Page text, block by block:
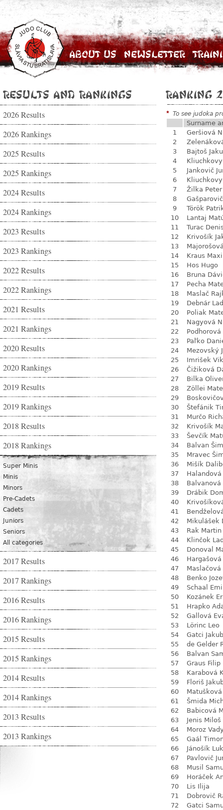
About Us Newsletter
Results and Rankings
2026 Results
2026 Rankings
2025 Results
2025 Rankings
2024 Results
2024 Rankings
2023 Results
2023 Rankings
2022 Results
2022 Rankings
2021 Results
2021 Rankings
2020 Results
2020 Rankings
2019 Results
2019 Rankings
2018 Results
2018 Rankings
Super Minis
Minis
Minors
Pre-Cadets
Cadets
Juniors
Seniors
All categories
2017 Results
2017 Rankings
2016 Results
2016 Rankings
2015 Results
2015 Rankings
2014 Results
2014 Rankings
2013 Results
2013 Rankings
Ranking
* To see judoka
Surname
1
Geršiová
2
3
Bajtoš
4
5
Jankovič
6
7
Žilka Peter
8
9
Török
10
Lantaj
11
Turac
12
Krivošík
13
14
Kraus
15
Hos Hugo
16
Bruna
17
Pecha
18
Maslač
19
Debnár
20
Poliak
21
Nagyová
22
23
Paľko
24
Mezovský
25
Imrišek
26
Čižiková
27
Bilka
28
Zöllei
29
30
Štefánik
31
Murčo
32
Krivošík
33
Ševčík
34
Balvan
35
Mravec
36
Mišík
37
Halandová
38
Balvanová
39
Drábik
40
41
42
Mikulášek
43
Rak Martin
44
Klinčok
45
Donoval
46
Hargašová
47
Maslačová
48
Benko
49
Schaal
50
Kozánek
51
Hrapko
52
Gallová
53
Lörinc Leo
54
Gatci Jakub
55
de Gelder
56
Balvan
57
Graus Filip
58
Karabová
59
Floriš
60
61
Šmida
62
Babicová
63
Jenis Miloš
64
Moroz
65
Gaál
66
Jánošík
67
Pavlovič
68
Musil
69
Horáček
70
Lis Ilija
71
Dobrovič
72
Gatci